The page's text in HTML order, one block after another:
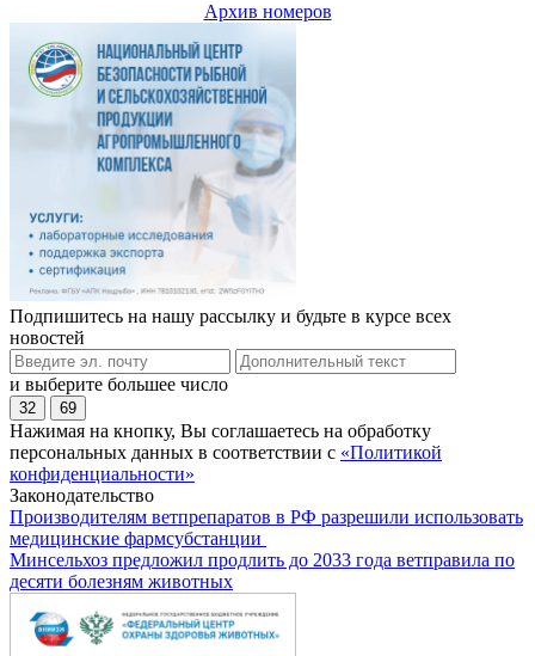
Архив номеров
Подпишитесь на нашу рассылку и будьте в курсе всех
новостей
и выберите большее число
32 69
Нажимая на кнопку, Вы соглашаетесь на обработку
персональных данных в соответствии с «Политикой
конфиденциальности»
Законодательство
Производителям ветпрепаратов в РФ разрешили использовать
медицинские фармсубстанции
Минсельхоз предложил продлить до 2033 года ветправила по
десяти болезням животных